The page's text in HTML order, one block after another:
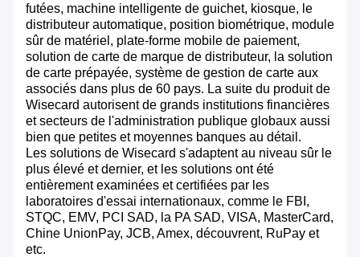
futées, machine intelligente de guichet, kiosque, le
distributeur automatique, position biométrique, module
sûr de matériel, plate-forme mobile de paiement,
solution de carte de marque de distributeur, la solution
de carte prépayée, système de gestion de carte aux
associés dans plus de 60 pays. La suite du produit de
Wisecard autorisent de grands institutions financières
et secteurs de l'administration publique globaux aussi
bien que petites et moyennes banques au détail.
Les solutions de Wisecard s'adaptent au niveau sûr le
plus élevé et dernier, et les solutions ont été
entièrement examinées et certifiées par les
laboratoires d'essai internationaux, comme le FBI,
STQC, EMV, PCI SAD, la PA SAD, VISA, MasterCard,
Chine UnionPay, JCB, Amex, découvrent, RuPay et
etc.